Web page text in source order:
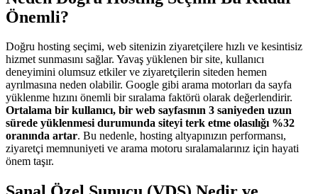
Önemli?
Doğru hosting seçimi, web sitenizin ziyaretçilere hızlı ve kesintisiz
hizmet sunmasını sağlar. Yavaş yüklenen bir site, kullanıcı
deneyimini olumsuz etkiler ve ziyaretçilerin siteden hemen
ayrılmasına neden olabilir. Google gibi arama motorları da sayfa
yüklenme hızını önemli bir sıralama faktörü olarak değerlendirir.
Ortalama bir kullanıcı, bir web sayfasının 3 saniyeden uzun
sürede yüklenmesi durumunda siteyi terk etme olasılığı %32
oranında artar. Bu nedenle, hosting altyapınızın performansı,
ziyaretçi memnuniyeti ve arama motoru sıralamalarınız için hayati
önem taşır.